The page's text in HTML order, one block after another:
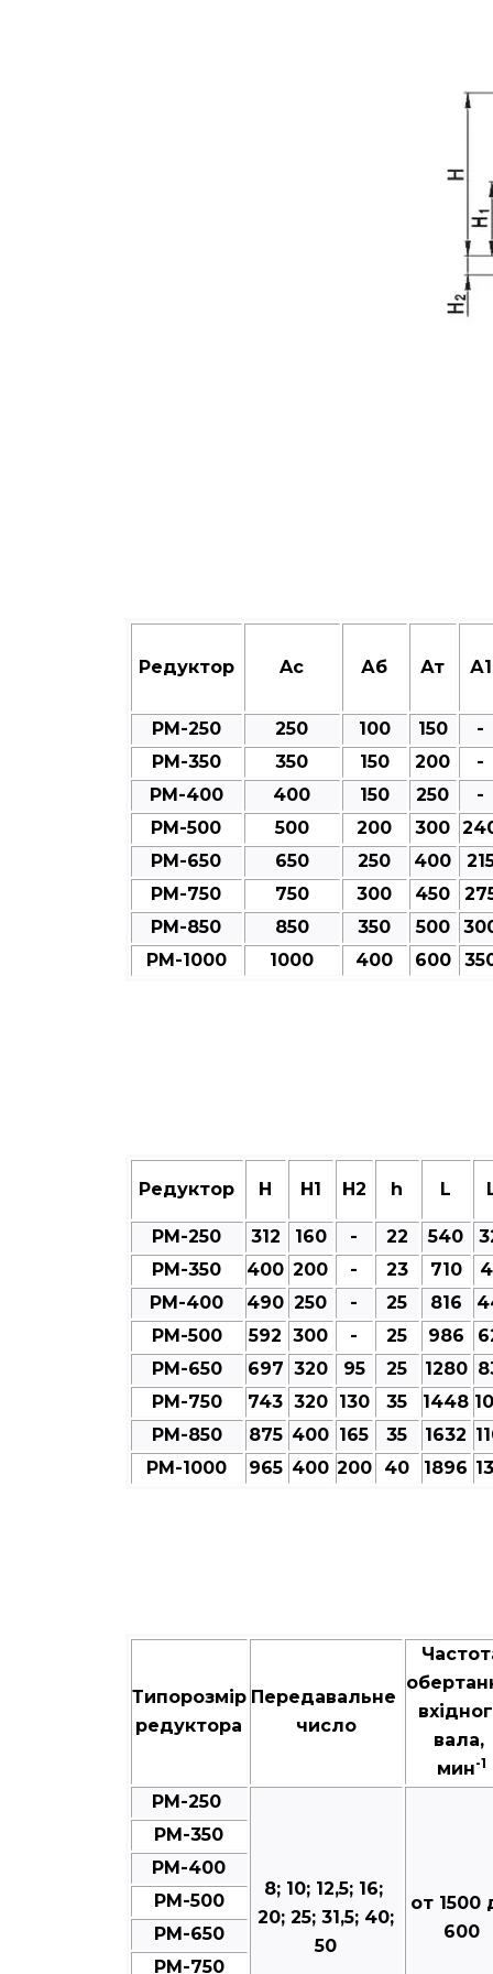
Редуктор Aс Аб Ат А1
РМ-250 250 100 150
-
РМ-350
350 150 200
-
РМ-400
400 150 250
-
РМ-500
500 200 300
РМ-650
650 250 400
РМ-750
750 300 450
РМ-850
850 350 500
РМ-1000
1000 400 600
Редуктор Н Н1 Н2 h L
РМ-250 312 160 - 22 540
РМ-350
400 200 - 23 710
РМ-400
490 250 - 25 816
РМ-500
592 300 - 25 986
РМ-650
697 320 95 25 1280
РМ-750
743 320 130 35 1448
РМ-850
875 400 165 35 1632
РМ-1000
965 400 200 40 1896
Типорозмір
редуктора
Передавальне
число
вала,
мин-1
РМ-250
8; 10; 12,5; 16;
20; 25; 31,5; 40;
50
от 1500
600
РМ-350
РМ-400
РМ-500
РМ-650
РМ-750